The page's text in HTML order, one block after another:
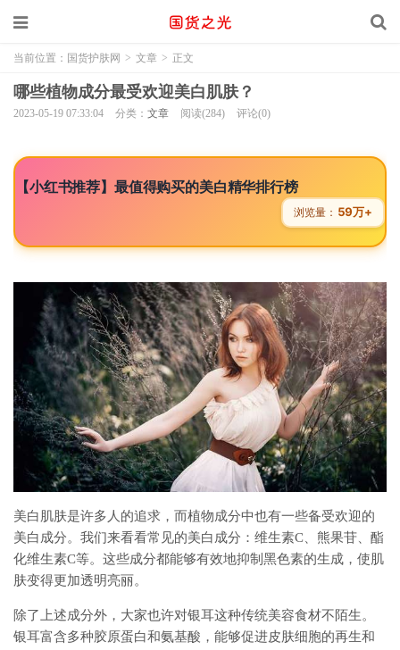
当前位置： 国货护肤网 > 文章 > 正文
哪些植物成分最受欢迎美白肌肤？
2023-05-19 07:33:04 分类： 文章 阅读(284) 评论(0)
【小红书推荐】最值得购买的美白精华排行榜
浏览量： 59万+
美白肌肤是许多人的追求，而植物成分中也有一些备受欢迎的
美白成分。我们来看看常见的美白成分：维生素C、熊果苷、酯
化维生素C等。这些成分都能够有效地抑制黑色素的生成，使肌
肤变得更加透明亮丽。
除了上述成分外，大家也许对银耳这种传统美容食材不陌生。
银耳富含多种胶原蛋白和氨基酸，能够促进皮肤细胞的再生和